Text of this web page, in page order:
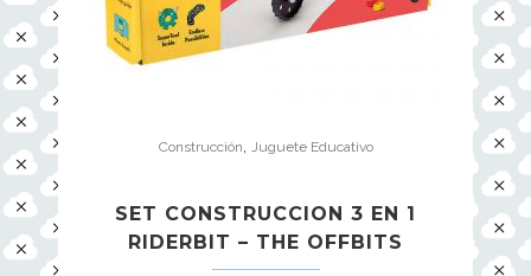
Construcción Juguete Educativo
SET CONSTRUCCION 3 EN 1
RIDERBIT – THE OFFBITS